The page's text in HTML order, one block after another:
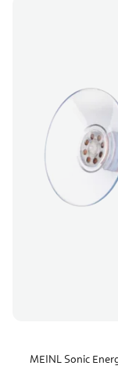
MEINL Sonic